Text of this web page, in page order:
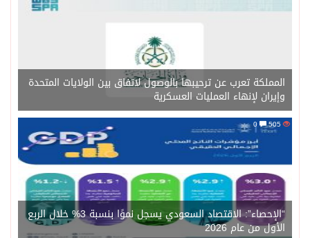
المملكة تعرب عن ترحيبها بالوصول لاتفاق بين الولايات المتحدة
وإيران لإنهاء العمليات العسكرية
505
“الإحصاء”: الاقتصاد السعودي يسجل نموًا بنسبة 3% خلال الربع
الأول من عام 2026